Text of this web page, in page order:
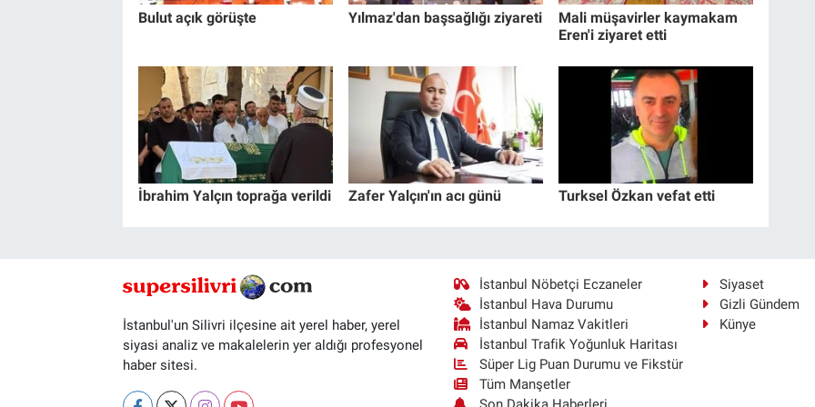
Bulut açık görüşte Yılmaz'dan başsağlığı ziyareti
Mali müşavirler kaymakam
Eren'i ziyaret etti
İbrahim Yalçın toprağa verildi Zafer Yalçın'ın acı günü Turksel Özkan vefat etti
İstanbul'un Silivri ilçesine ait yerel haber, yerel
siyasi analiz ve makalelerin yer aldığı profesyonel
haber sitesi.
İstanbul Nöbetçi Eczaneler
İstanbul Hava Durumu
İstanbul Namaz Vakitleri
İstanbul Trafik Yoğunluk Haritası
Süper Lig Puan Durumu ve Fikstür
Tüm Manşetler
Siyaset
Gizli Gündem
Künye